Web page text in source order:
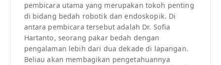
pembicara utama yang merupakan tokoh penting
di bidang bedah robotik dan endoskopik. Di
antara pembicara tersebut adalah Dr. Sofia
Hartanto, seorang pakar bedah dengan
pengalaman lebih dari dua dekade di lapangan.
Beliau akan membagikan pengetahuannya